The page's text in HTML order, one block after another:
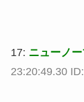
17: ニューノ
23:20:49.30